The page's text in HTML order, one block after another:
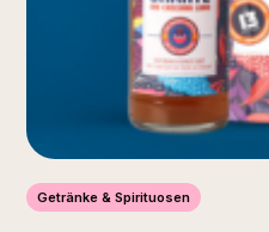
Getränke & Spirituosen